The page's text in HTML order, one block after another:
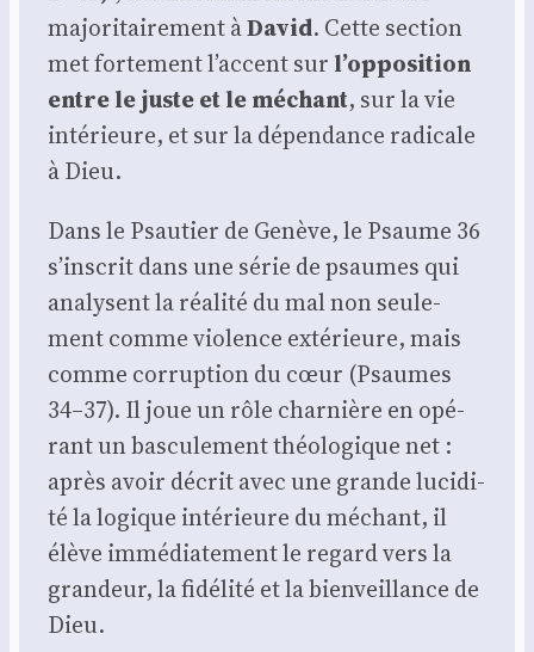
majo­ri­tai­re­ment àDavid. Cette sec­tion
met for­te­ment l’accent sur l’opposition
entre le juste et le méchant, sur la vie
inté­rieure, et sur la dépen­dance radi­cale
à Dieu.
Dans le Psau­tier de Genève, le Psaume 36
s’inscrit dans une série de psaumes qui
ana­lysent la réa­li­té du mal non seule­
ment comme vio­lence exté­rieure, mais
comme cor­rup­tion du cœur (Psaumes
34–37). Il joue un rôle char­nière en opé­
rant un bas­cu­le­ment théo­lo­gique net :
après avoir décrit avec une grande luci­di­
té la logique inté­rieure du méchant, il
élève immé­dia­te­ment le regard vers la
gran­deur, la fidé­li­té et la bien­veillance de
Dieu.